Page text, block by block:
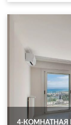
4-КОМНАТНАЯ